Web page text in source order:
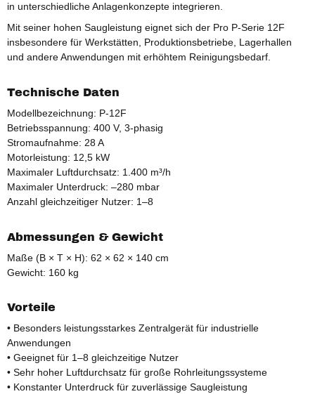
in unterschiedliche Anlagenkonzepte integrieren.
Mit seiner hohen Saugleistung eignet sich der Pro P-Serie 12F
insbesondere für Werkstätten, Produktionsbetriebe, Lagerhallen
und andere Anwendungen mit erhöhtem Reinigungsbedarf.
Technische Daten
Modellbezeichnung: P-12F
Betriebsspannung: 400 V, 3-phasig
Stromaufnahme: 28 A
Motorleistung: 12,5 kW
Maximaler Luftdurchsatz: 1.400 m³/h
Maximaler Unterdruck: –280 mbar
Anzahl gleichzeitiger Nutzer: 1–8
Abmessungen & Gewicht
Maße (B × T × H): 62 × 62 × 140 cm
Gewicht: 160 kg
Vorteile
• Besonders leistungsstarkes Zentralgerät für industrielle
Anwendungen
• Geeignet für 1–8 gleichzeitige Nutzer
• Sehr hoher Luftdurchsatz für große Rohrleitungssysteme
• Konstanter Unterdruck für zuverlässige Saugleistung